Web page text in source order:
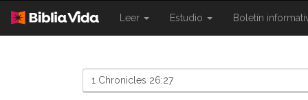
Leer
{{
Estudio
{{
Boletín